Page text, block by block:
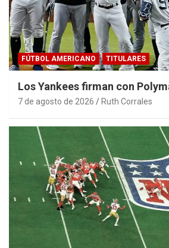
FÚTBOL AMERICANO TITULARES
Los Yankees firman con
7 de agosto de 2026 Ruth Corrales